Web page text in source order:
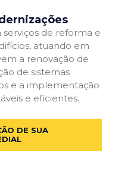
de reforma e
atuando em
a renovação de
de sistemas
e a implementação
e eficientes.
DE SUA